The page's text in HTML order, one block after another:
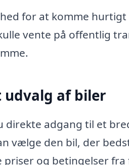
for at komme
vente på offentlig
af biler
direkte adgang til et
vælge den bil, der
priser og betingelser fra